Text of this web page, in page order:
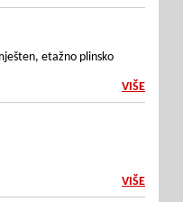
etažno plinsko
VIŠE
VIŠE